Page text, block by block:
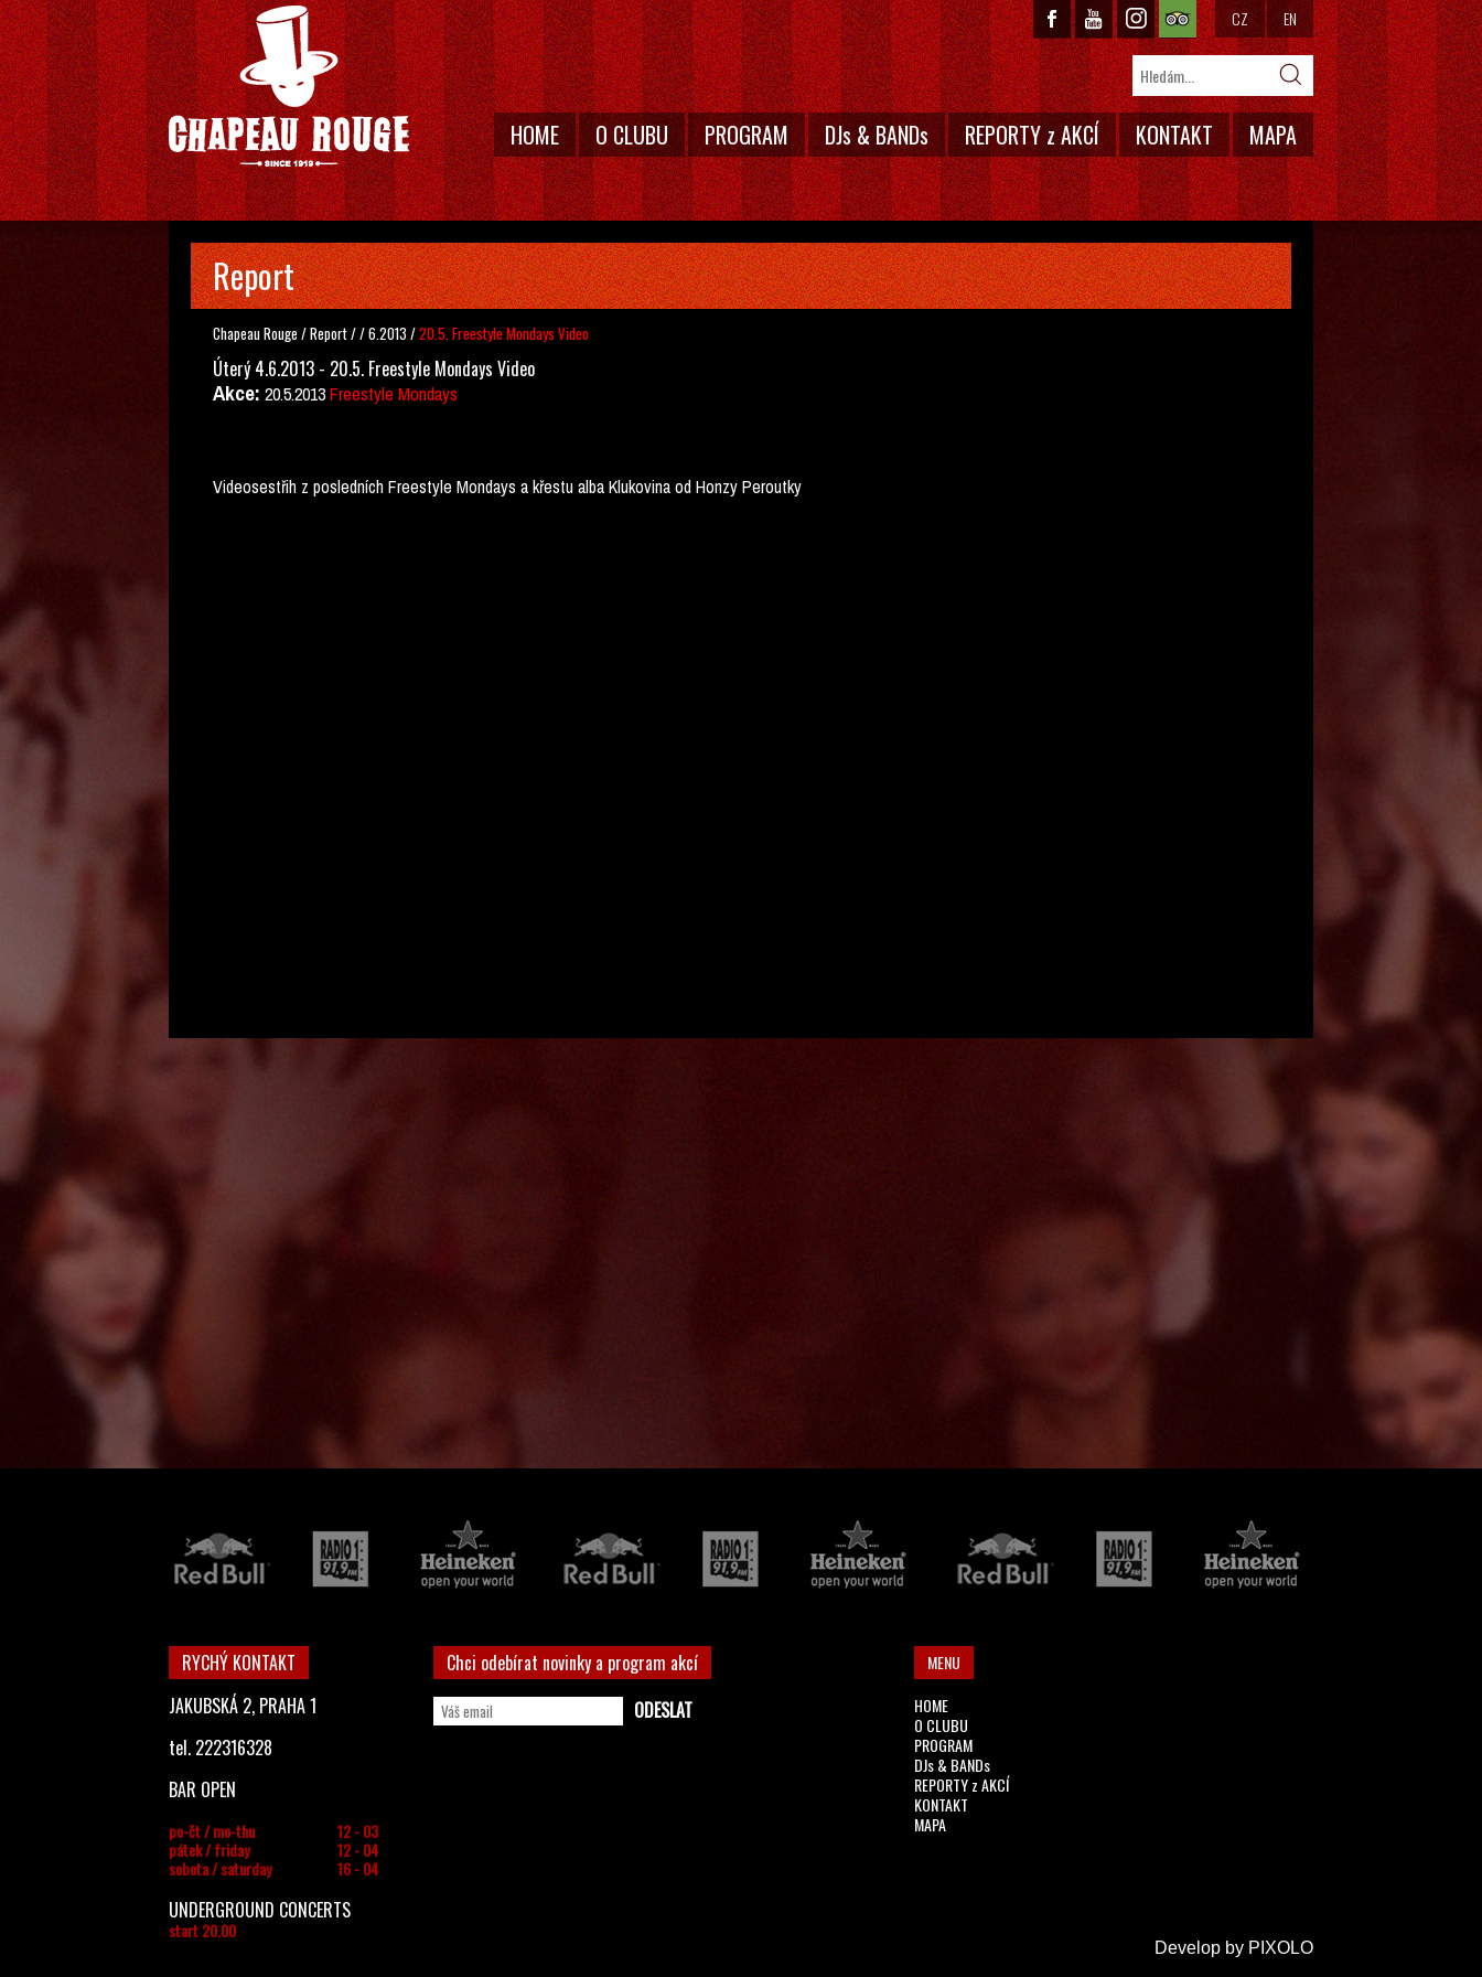
HOME O CLUBU PROGRAM DJs & BANDs REPORTY z AKCÍ KONTAKT MAPA
CZ EN
Report
Chapeau Rouge /Report//6.2013 /20.5. Freestyle Mondays Video
Úterý 4.6.2013 - 20.5. Freestyle Mondays Video
Akce: 20.5.2013Freestyle Mondays
Videosestřih z posledních Freestyle Mondays a křestu alba Klukovina od Honzy Peroutky
RYCHÝ KONTAKT
JAKUBSKÁ 2, PRAHA 1
tel. 222316328
BAR OPEN
po-čt / mo-thu
12 - 03
pátek / friday
12 - 04
sobota / saturday
16 - 04
UNDERGROUND CONCERTS
start 20.00
Chci odebírat novinky a program akcí
MENU
HOME
O CLUBU
PROGRAM
DJs & BANDs
REPORTY z AKCÍ
KONTAKT
MAPA
Develop by PIXOLO